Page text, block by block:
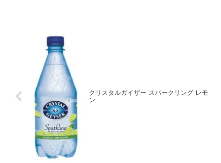
クリスタルガイザー スパークリング レモ
ン